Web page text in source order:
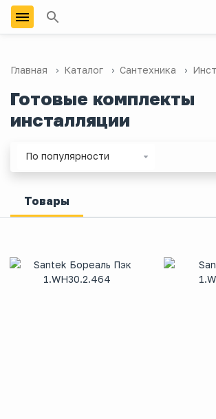
Главная Каталог Сантехника
Готовые комплекты
инсталляции
Товары
По популярности